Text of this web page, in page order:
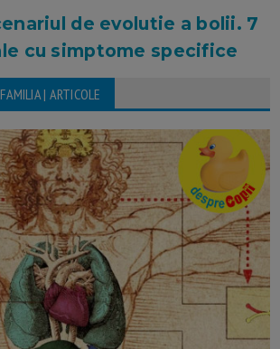
de evolutie a bolii. 7
cu simptome specifice
| ARTICOLE